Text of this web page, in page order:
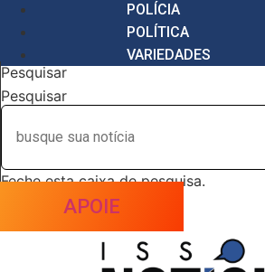
POLÍCIA
POLÍTICA
VARIEDADES
Pesquisar
Pesquisar
Feche esta caixa de pesquisa.
APOIE